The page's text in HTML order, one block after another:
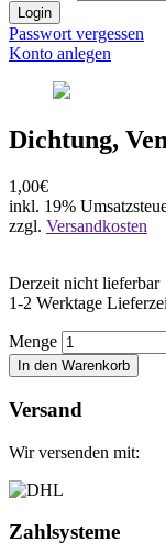
Login
Passwort vergessen
Konto anlegen
Dichtung,
1,00€
inkl. 19%
zzgl. Versandkosten
Derzeit nicht lieferbar
1-2 Werktage
Menge
In den Warenkorb
Versand
Wir versenden mit:
Zahlsysteme